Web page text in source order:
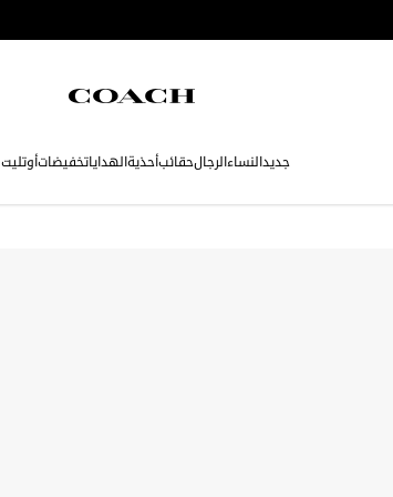
جديدالنساءالرجالحقائبأحذيةالهداياتخفيضاتأوتليت